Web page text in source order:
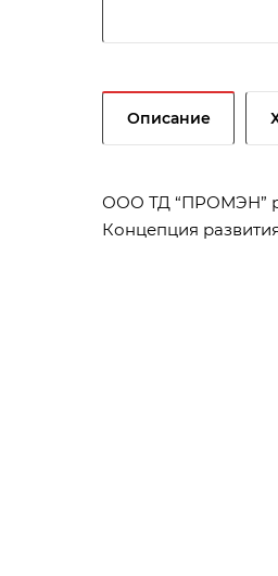
Описание
ООО ТД “ПРОМЭН”
Концепция